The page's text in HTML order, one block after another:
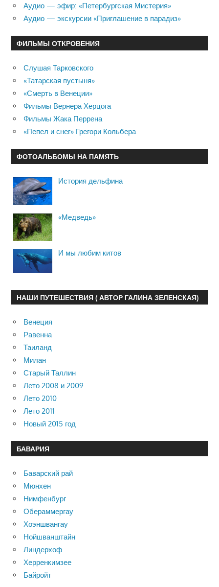
Аудио — эфир: «Петербургская Мистерия»
Аудио — экскурсии «Приглашение в парадиз»
ФИЛЬМЫ ОТКРОВЕНИЯ
Слушая Тарковского
«Татарская пустыня»
«Смерть в Венеции»
Фильмы Вернера Херцога
Фильмы Жака Перрена
«Пепел и снег» Грегори Кольбера
ФОТОАЛЬБОМЫ НА ПАМЯТЬ
История дельфина
«Медведь»
И мы любим китов
НАШИ ПУТЕШЕСТВИЯ ( АВТОР ГАЛИНА ЗЕЛЕНСКАЯ)
Венеция
Равенна
Таиланд
Милан
Старый Таллин
Лето 2008 и 2009
Лето 2010
Лето 2011
Новый 2015 год
БАВАРИЯ
Баварский рай
Мюнхен
Нимфенбург
Обераммергау
Хоэншвангау
Нойшванштайн
Линдерхоф
Херренкимзее
Байройт